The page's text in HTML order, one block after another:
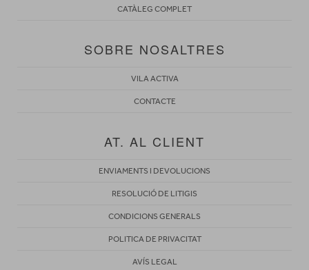
CATÀLEG COMPLET
SOBRE NOSALTRES
VILA ACTIVA
CONTACTE
AT. AL CLIENT
ENVIAMENTS I DEVOLUCIONS
RESOLUCIÓ DE LITIGIS
CONDICIONS GENERALS
POLITICA DE PRIVACITAT
AVÍS LEGAL